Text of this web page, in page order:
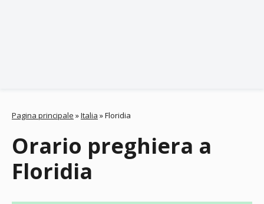
Pagina principale »Italia »Floridia
Orario preghiera a
Floridia